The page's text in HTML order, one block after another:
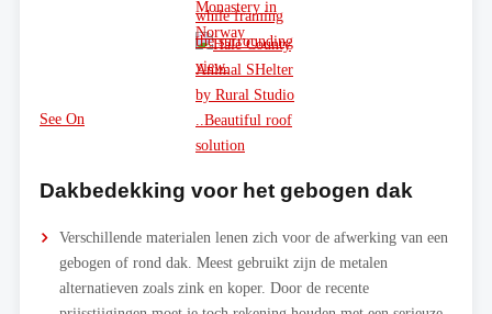
See On
Dakbedekking voor het gebogen dak
Verschillende materialen lenen zich voor de afwerking van een
gebogen of rond dak. Meest gebruikt zijn de metalen
alternatieven zoals zink en koper. Door de recente